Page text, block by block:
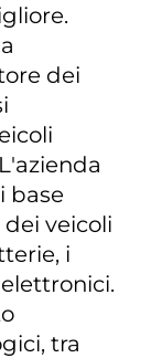
dei
base
veicoli
i
tra